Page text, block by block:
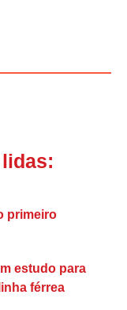
primeiro
estudo para
férrea